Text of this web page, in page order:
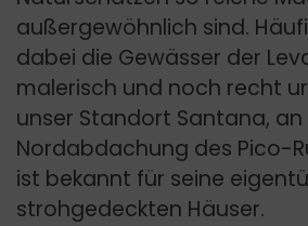
außergewöhnlich sind.
dabei die Gewässer der
malerisch und noch recht
unser Standort Santana, an
Nordabdachung des Pico-
ist bekannt für seine
strohgedeckten Häuser.